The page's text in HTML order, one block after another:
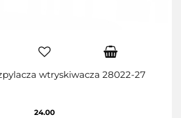
wtryskiwacza 28022-27
24.00